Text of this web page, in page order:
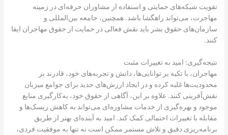
تقویت شبکه‌های حمایتی و استفاده از مشاوران حرفه‌ای در زمینه
مهاجرت، می‌تواند راهگشا باشد. همچنین، جامعه بین‌المللی و
سازمان‌های حقوق بشر باید نقش فعالی در حمایت از حقوق مهاجران ایفا
کنند.
نتیجه‌گیری: امید به تغییرات مثبت
مهاجران، با تکیه بر توانایی‌ها، دانش و تجربه‌های خود، قادرند بر
محدودیت‌ها غلبه کرده و در ایجاد ارزش‌های جدید برای جوامع میزبان
نقش‌آفرینی کنند. علاوه بر این، آگاهی از حقوق خود، به‌کارگیری منابع
موجود و بهره‌گیری از خدمات مشاوره‌ای می‌تواند به کاهش ریسک‌ها و
مقابله با تغییرات احتمالی کمک کند. امید به آینده‌ای بهتر از طریق
برنامه‌ریزی دقیق و تلاش مستمر ممکن است نه تنها به موفقیت فردی،